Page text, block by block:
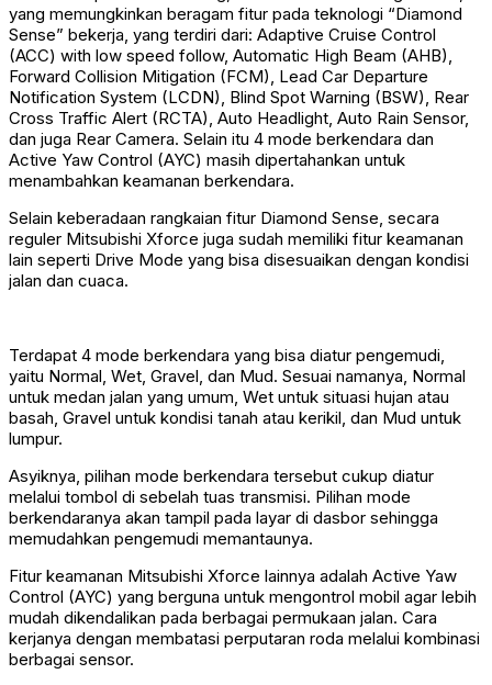
yang memungkinkan beragam fitur pada teknologi “Diamond
Sense” bekerja, yang terdiri dari: Adaptive Cruise Control
(ACC) with low speed follow, Automatic High Beam (AHB),
Forward Collision Mitigation (FCM), Lead Car Departure
Notification System (LCDN), Blind Spot Warning (BSW), Rear
Cross Traffic Alert (RCTA), Auto Headlight, Auto Rain Sensor,
dan juga Rear Camera. Selain itu 4 mode berkendara dan
Active Yaw Control (AYC) masih dipertahankan untuk
menambahkan keamanan berkendara.
Selain keberadaan rangkaian fitur Diamond Sense, secara
reguler Mitsubishi Xforce juga sudah memiliki fitur keamanan
lain seperti Drive Mode yang bisa disesuaikan dengan kondisi
jalan dan cuaca.
Terdapat 4 mode berkendara yang bisa diatur pengemudi,
yaitu Normal, Wet, Gravel, dan Mud. Sesuai namanya, Normal
untuk medan jalan yang umum, Wet untuk situasi hujan atau
basah, Gravel untuk kondisi tanah atau kerikil, dan Mud untuk
lumpur.
Asyiknya, pilihan mode berkendara tersebut cukup diatur
melalui tombol di sebelah tuas transmisi. Pilihan mode
berkendaranya akan tampil pada layar di dasbor sehingga
memudahkan pengemudi memantaunya.
Fitur keamanan Mitsubishi Xforce lainnya adalah Active Yaw
Control (AYC) yang berguna untuk mengontrol mobil agar lebih
mudah dikendalikan pada berbagai permukaan jalan. Cara
kerjanya dengan membatasi perputaran roda melalui kombinasi
berbagai sensor.